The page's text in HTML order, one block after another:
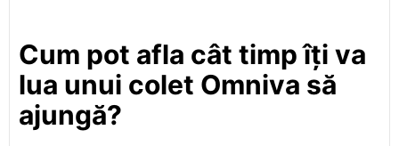
Cum pot afla cât timp îți va
lua unui colet Omniva să
ajungă?